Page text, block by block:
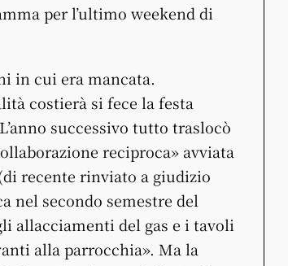
per l’ultimo weekend di
in cui era mancata.
costierà si fece la festa
successivo tutto traslocò
reciproca» avviata
recente rinviato a giudizio
nel secondo semestre del
allacciamenti del gas e i tavoli
alla parrocchia». Ma la